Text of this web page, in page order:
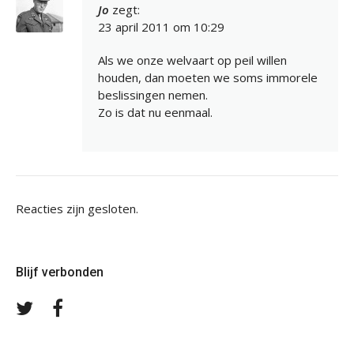
Jo zegt:
23 april 2011 om 10:29
Als we onze welvaart op peil willen
houden, dan moeten we soms immorele
beslissingen nemen.
Zo is dat nu eenmaal.
Reacties zijn gesloten.
Blijf verbonden
Volg